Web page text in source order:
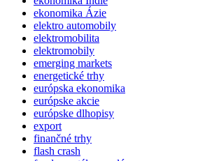
ekonomika Ázie
elektro automobily
elektromobilita
elektromobily
emerging markets
energetické trhy
európska ekonomika
európske akcie
európske dlhopisy
export
finančné trhy
flash crash